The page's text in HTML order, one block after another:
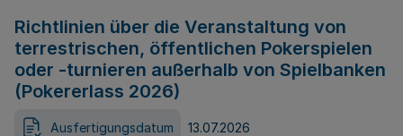
Richtlinien über die Veranstaltung von
terrestrischen, öffentlichen Pokerspielen
oder -turnieren außerhalb von Spielbanken
(Pokererlass 2026)
Ausfertigungsdatum 13.07.2026